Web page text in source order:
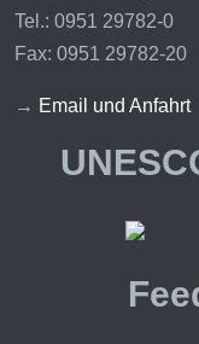
Tel.: 0951 29782-0
Fax: 0951 29782-20
→ Email und Anfahrt